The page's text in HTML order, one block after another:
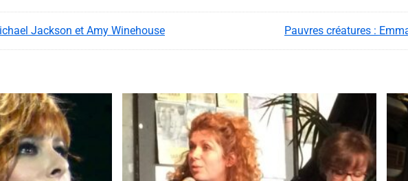
Jackson et Amy Winehouse Pauvres créatures :